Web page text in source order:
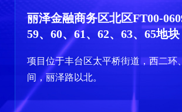
丽泽金融商务区北区FT00-
59、60、61、62、63、65地块
项目位于丰台区太平桥街道，西二环
间，丽泽路以北。